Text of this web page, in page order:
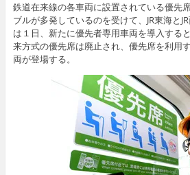
鉄道在来線の各車両に設置されている優先
ブルが多発しているのを受けて、JR東海と
は１日、新たに優先者専用車両を導入する
来方式の優先席は廃止され、優先席を利用
両が登場する。